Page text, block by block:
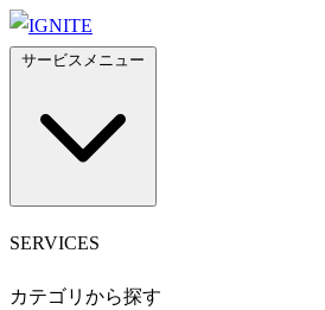
SERVICES
カテゴリから探す